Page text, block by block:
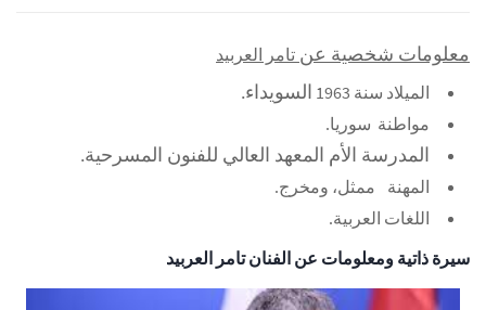
معلومات شخصية عن تامر العربيد
الميلاد سنة 1963 السويداء.
مواطنة سوريا.
المدرسة الأم المعهد العالي للفنون المسرحية.
المهنة
ممثل، ومخرج.
اللغات العربية.
سيرة ذاتية ومعلومات عن الفنان تامر العربيد